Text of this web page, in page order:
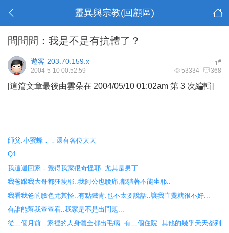
靈異與宗教(回顧區)
問問問：我是不是有抗體了？
1#
遊客 203.70.159.x
53334 368
2004-5-10 00:52:59
[這篇文章最後由雲朵在 2004/05/10 01:02am 第 3 次編輯]
師父.小蜜蜂．．還有各位大大
Q1 :
我這週回家．覺得我家很奇怪耶..尤其是男丁
我爸跟我大哥都狂瘦耶..我阿公也腰痛,都躺著不能坐耶..
我看我爸的臉色尤其怪..有點鐵青.也不太要說話..讓我直覺就很不好...
有誰能幫我查查看..我家是不是出問題...
從二個月前...家裡的人身體全都出毛病..有二個住院..其他的幾乎天天都到